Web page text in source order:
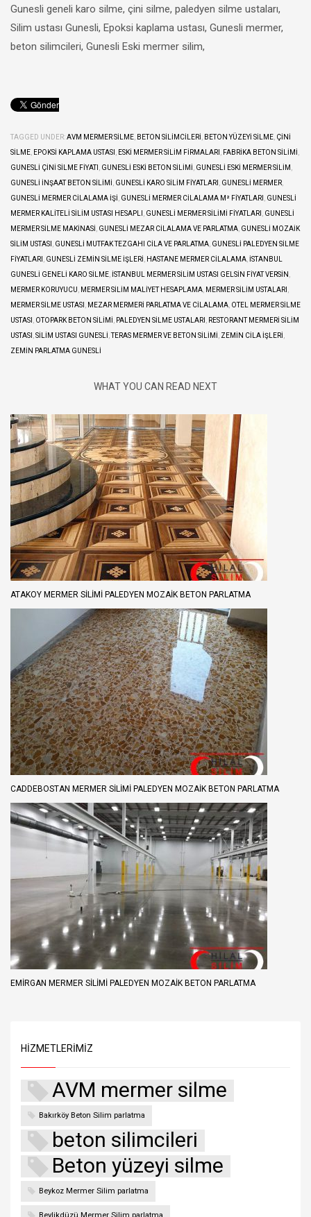
Gunesli geneli karo silme, çini silme, paledyen silme ustaları,
Silim ustası Gunesli, Epoksi kaplama ustası, Gunesli mermer,
beton silimcileri, Gunesli Eski mermer silim,
TAGGED UNDER:AVM MERMER SILME BETON SILIMCILERI BETON YÜZEYI SILME ÇINI
SILME EPOKSI KAPLAMA USTASI ESKI MERMER SILIM FIRMALARI FABRIKA BETON SILIMI
GUNESLI ÇINI SILME FIYATI
GUNESLI ESKI BETON SILIMI GUNESLI ESKI MERMER SILIM
GUNESLI INŞAAT BETON SILIMI GUNESLI KARO SILIM FIYATLARI GUNESLI MERMER
GUNESLI MERMER CILALAMA IŞI GUNESLI MERMER CILALAMA M² FIYATLARI
GUNESLI
MERMER KALITELI SILIM USTASI HESAPLI
GUNESLI MERMER SILIMI FIYATLARI
GUNESLI
MERMER SILME MAKINASI GUNESLI MEZAR CILALAMA VE PARLATMA GUNESLI MOZAIK
SILIM USTASI
GUNESLI MUTFAK TEZGAHI CILA VE PARLATMA GUNESLI PALEDYEN SILME
FIYATLARI
GUNESLI ZEMIN SILME IŞLERI HASTANE MERMER CILALAMA İSTANBUL
GUNESLI GENELI KARO SILME İSTANBUL MERMER SILIM USTASI GELSIN FIYAT VERSIN
MERMER KORUYUCU
MERMER SILIM MALIYET HESAPLAMA MERMER SILIM USTALARI
MERMER SILME USTASI
MEZAR MERMERI PARLATMA VE CILALAMA OTEL MERMER SILME
USTASI
OTOPARK BETON SILIMI PALEDYEN SILME USTALARI
RESTORANT MERMERI SILIM
USTASI
SILIM USTASI GUNESLI ,TERAS MERMER VE BETON SILIMI ZEMIN CILA IŞLERI
ZEMIN PARLATMA GUNESLI
WHAT YOU CAN READ NEXT
ATAKOY MERMER SILIMI PALEDYEN MOZAIK BETON PARLATMA
CADDEBOSTAN MERMER SILIMI PALEDYEN MOZAIK BETON PARLATMA
EMIRGAN MERMER SILIMI PALEDYEN MOZAIK BETON PARLATMA
HIZMETLERIMIZ
AVM mermer silme
Bakırköy Beton Silim parlatma
beton silimcileri
Beton yüzeyi silme
Beykoz Mermer Silim parlatma